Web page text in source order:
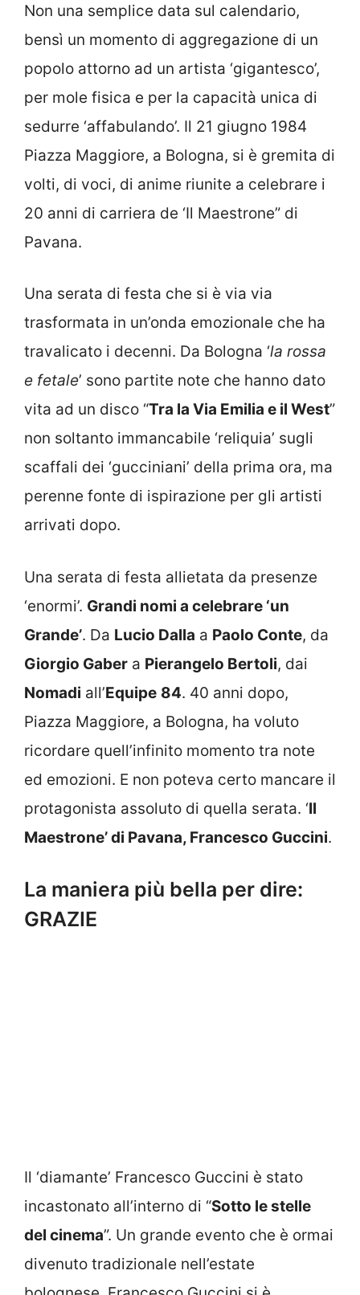
Non una semplice data sul calendario,
bensì un momento di aggregazione di un
popolo attorno ad un artista ‘gigantesco’,
per mole fisica e per la capacità unica di
sedurre ‘affabulando’. Il 21 giugno 1984
Piazza Maggiore, a Bologna, si è gremita di
volti, di voci, di anime riunite a celebrare i
20 anni di carriera de ‘Il Maestrone” di
Pavana.
Una serata di festa che si è via via
trasformata in un’onda emozionale che ha
travalicato i decenni. Da Bologna ‘la rossa
e fetale’ sono partite note che hanno dato
vita ad un disco “Tra la Via Emilia e il West”
non soltanto immancabile ‘reliquia’ sugli
scaffali dei ‘gucciniani’ della prima ora, ma
perenne fonte di ispirazione per gli artisti
arrivati dopo.
Una serata di festa allietata da presenze
‘enormi’. Grandi nomi a celebrare ‘un
Grande’. Da Lucio Dalla a Paolo Conte, da
Giorgio Gaber a Pierangelo Bertoli, dai
Nomadi all’Equipe 84. 40 anni dopo,
Piazza Maggiore, a Bologna, ha voluto
ricordare quell’infinito momento tra note
ed emozioni. E non poteva certo mancare il
protagonista assoluto di quella serata. ‘Il
Maestrone’ di Pavana, Francesco Guccini.
La maniera più bella per dire:
GRAZIE
Il ‘diamante’ Francesco Guccini è stato
incastonato all’interno di “Sotto le stelle
del cinema”. Un grande evento che è ormai
divenuto tradizionale nell’estate